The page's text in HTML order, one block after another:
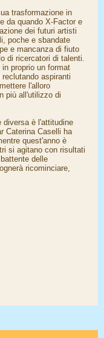
trasformazione in
da quando X-Factor e
dei futuri artisti
poche e sbandate
e mancanza di fiuto
di ricercatori di talenti.
proprio un format
aspiranti
l'alloro
più all'utilizzo di
diversa è l'attitudine
Caterina Caselli ha
quest'anno è
si agitano con risultati
delle
ricominciare,